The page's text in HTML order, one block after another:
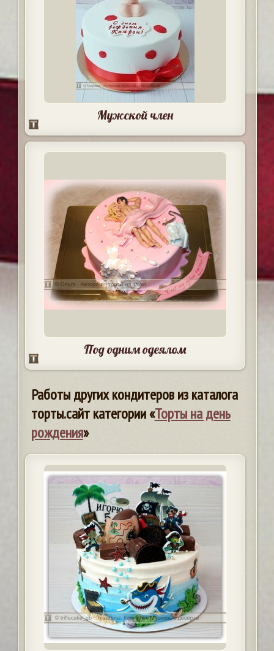
Мужской член
Под одним одеялом
Работы других кондитеров из каталога
торты.сайт категории «Торты на день
рождения»